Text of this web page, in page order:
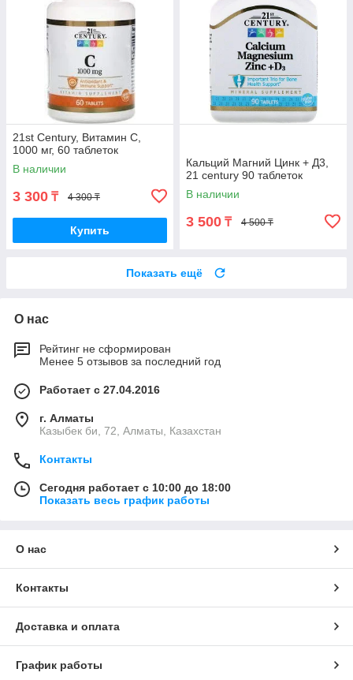
21st Century, Витамин C,
1000 мг, 60 таблеток
В наличии
3 300 ₸ 4 300 ₸
Купить
Кальций Магний Цинк + Д3,
21 century 90 таблеток
В наличии
3 500 ₸ 4 500 ₸
Показать ещё
О нас
Рейтинг не сформирован
Менее 5 отзывов за последний год
Работает с 27.04.2016
г. Алматы
Казыбек би, 72, Алматы, Казахстан
Контакты
Сегодня работает с 10:00 до 18:00
Показать весь график работы
О нас
Контакты
Доставка и оплата
График работы